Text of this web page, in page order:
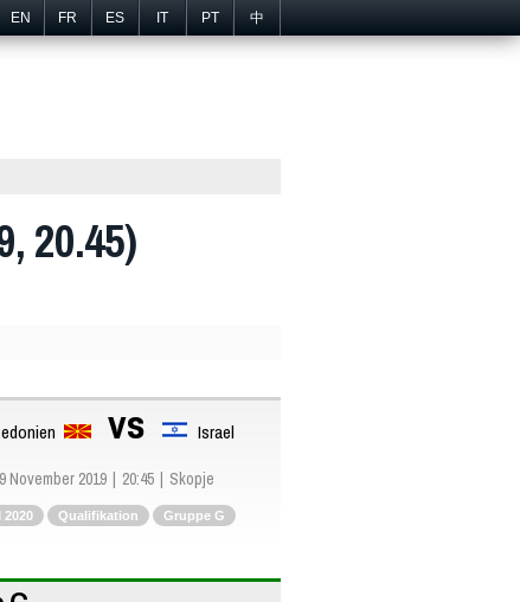
EN FR ES IT PT 中
20.45)
vs Israel
November 2019 20:45 Skopje
2020 Qualifikation Gruppe G